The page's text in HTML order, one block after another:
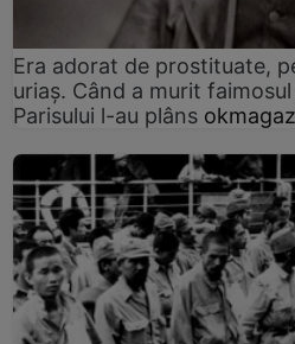
Era adorat de prostituate,
uriaș. Când a murit
Parisului l-au plâns